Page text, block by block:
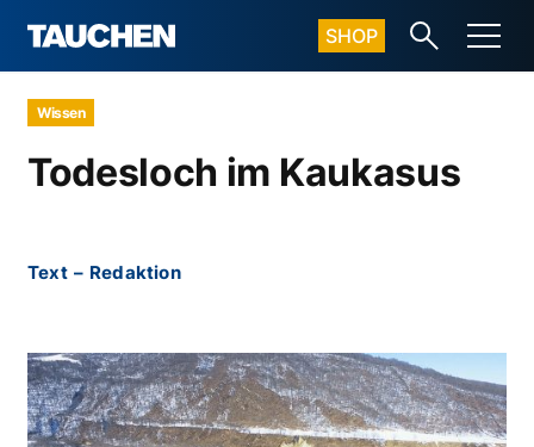
SHOP
Wissen
Todesloch im Kaukasus
Text – Redaktion